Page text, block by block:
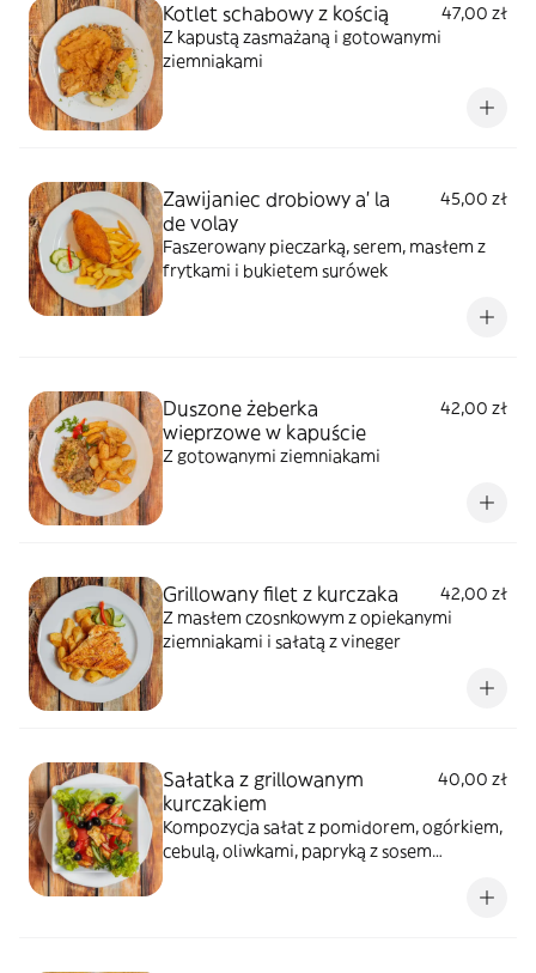
Kotlet schabowy z kością
47,00 zł
Z kapustą zasmażaną i gotowanymi
ziemniakami
Zawijaniec drobiowy a' la
de volay
45,00 zł
Faszerowany pieczarką, serem, masłem z
frytkami i bukietem surówek
Duszone żeberka
wieprzowe w kapuście
42,00 zł
Z gotowanymi ziemniakami
Grillowany filet z kurczaka
42,00 zł
Z masłem czosnkowym z opiekanymi
ziemniakami i sałatą z vineger
Sałatka z grillowanym
kurczakiem
40,00 zł
Kompozycja sałat z pomidorem, ogórkiem,
cebulą, oliwkami, papryką z sosem